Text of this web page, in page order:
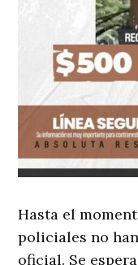
Hasta el
policiales no
oficial. Se